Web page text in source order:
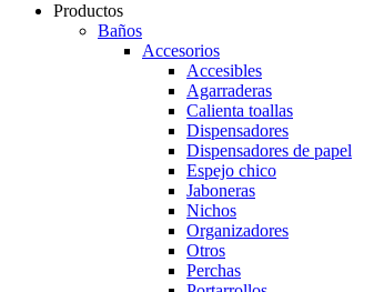
Productos
Baños
Accesorios
Accesibles
Agarraderas
Calienta toallas
Dispensadores
Dispensadores de papel
Espejo chico
Jaboneras
Nichos
Organizadores
Otros
Perchas